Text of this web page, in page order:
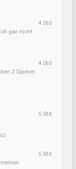
gar nicht
4 Std
2 Spielen
4 Std
5 Std
5 Std